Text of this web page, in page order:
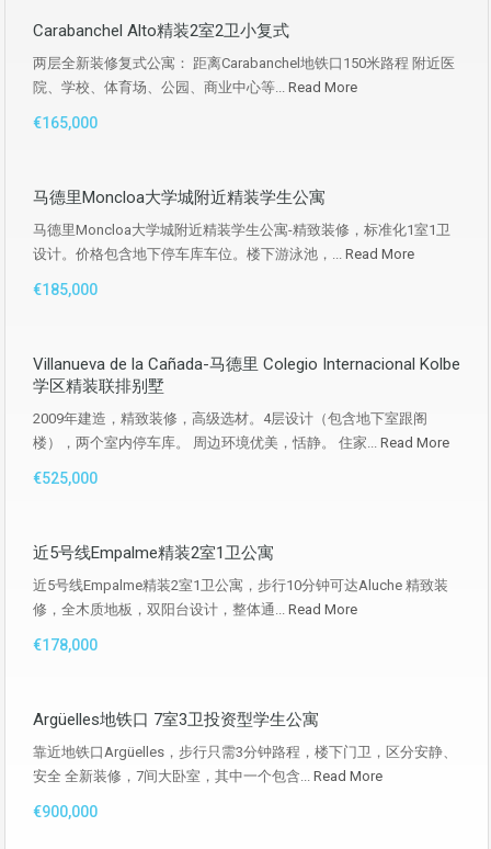
Carabanchel Alto精装2室2卫小复式
两层全新装修复式公寓： 距离Carabanchel地铁口150米路程 附近医
院、学校、体育场、公园、商业中心等... Read More
€165,000
马德里Moncloa大学城附近精装学生公寓
马德里Moncloa大学城附近精装学生公寓-精致装修，标准化1室1卫
设计。价格包含地下停车库车位。楼下游泳池，... Read More
€185,000
Villanueva de la Cañada-马德里 Colegio Internacional Kolbe
学区精装联排别墅
2009年建造，精致装修，高级选材。4层设计（包含地下室跟阁
楼），两个室内停车库。 周边环境优美，恬静。 住家... Read More
€525,000
近5号线Empalme精装2室1卫公寓
近5号线Empalme精装2室1卫公寓，步行10分钟可达Aluche 精致装
修，全木质地板，双阳台设计，整体通... Read More
€178,000
Argüelles地铁口 7室3卫投资型学生公寓
靠近地铁口Argüelles，步行只需3分钟路程，楼下门卫，区分安静、
安全 全新装修，7间大卧室，其中一个包含... Read More
€900,000